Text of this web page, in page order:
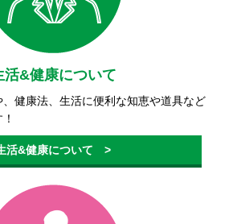
活&健康について
健康法、生活に便利な知恵や道具など
活&健康について >